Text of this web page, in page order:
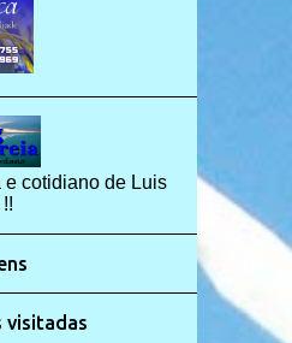
e cotidiano de Luis
visitadas